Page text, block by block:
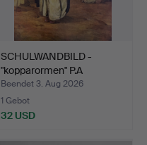
SCHULWANDBILD -
"kopparormen" P.A
Norsteds…
Beendet 3. Aug 2026
1 Gebot
32 USD